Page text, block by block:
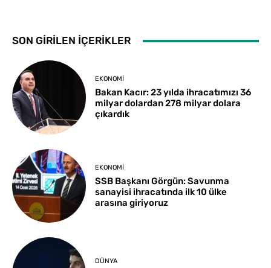
SON GİRİLEN İÇERİKLER
EKONOMI
Bakan Kacır: 23 yılda ihracatımızı 36
milyar dolardan 278 milyar dolara
çıkardık
EKONOMI
SSB Başkanı Görgün: Savunma
sanayisi ihracatında ilk 10 ülke
arasına giriyoruz
DÜNYA